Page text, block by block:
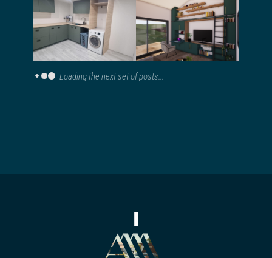
Aménagement
d’une buanderie
en sous-sol
Rénovation,
extension d’une
petite maison
mitoyenne,
agencement
intérieur
Loading the next set of posts...